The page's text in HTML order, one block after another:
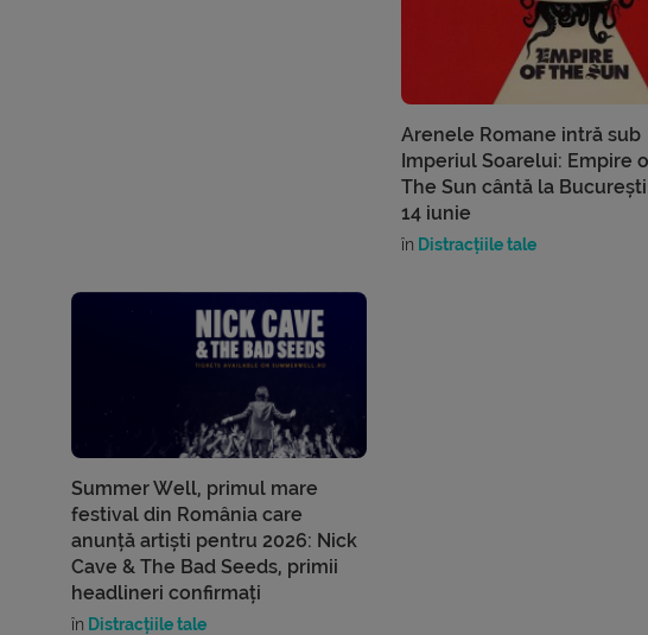
Arenele Romane intră sub
Imperiul Soarelui: Empire
The Sun cântă la
14 iunie
în Distracțiile tale
Summer Well, primul mare
festival din România care
anunță artiști pentru 2026: Nick
Cave & The Bad Seeds, primii
headlineri confirmați
în Distracțiile tale